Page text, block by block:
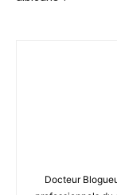
Docteur